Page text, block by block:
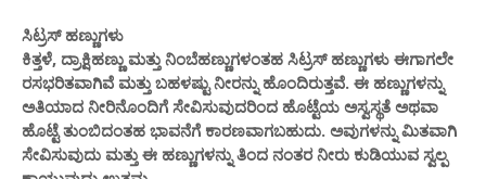
ಸಿಟ್ರಸ್ ಹಣ್ಣುಗಳು
ಕಿತ್ತಳೆ, ದ್ರಾಕ್ಷಿಹಣ್ಣು ಮತ್ತು ನಿಂಬೆಹಣ್ಣುಗಳಂತಹ ಸಿಟ್ರಸ್ ಹಣ್ಣುಗಳು ಈಗಾಗಲೇ
ರಸಭರಿತವಾಗಿವೆ ಮತ್ತು ಬಹಳಷ್ಟು ನೀರನ್ನು ಹೊಂದಿರುತ್ತವೆ. ಈ ಹಣ್ಣುಗಳನ್ನು
ಅತಿಯಾದ ನೀರಿನೊಂದಿಗೆ ಸೇವಿಸುವುದರಿಂದ ಹೊಟ್ಟೆಯ ಅಸ್ವಸ್ಥತೆ ಅಥವಾ
ಹೊಟ್ಟೆ ತುಂಬಿದಂತಹ ಭಾವನೆಗೆ ಕಾರಣವಾಗಬಹುದು. ಅವುಗಳನ್ನು ಮಿತವಾಗಿ
ಸೇವಿಸುವುದು ಮತ್ತು ಈ ಹಣ್ಣುಗಳನ್ನು ತಿಂದ ನಂತರ ನೀರು ಕುಡಿಯುವ ಸ್ವಲ್ಪ